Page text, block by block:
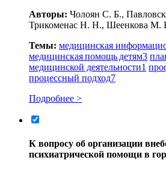
Авторы: Чолоян С. Б.,
Трикоменас Н. Н., Шеенкова М.
Темы: медицинская
медицинская помощь детям3
медицинской деятельности1
процессный подход7
Подробнее >
К вопросу об организации
психиатрической помощи в